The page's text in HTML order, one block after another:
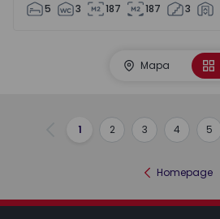
5 3 187 187 3
Mapa
Anterior
1 2 3 4 5
Homepage